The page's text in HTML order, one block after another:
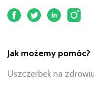
Jak możemy pomóc?
Uszczerbek na zdrowiu